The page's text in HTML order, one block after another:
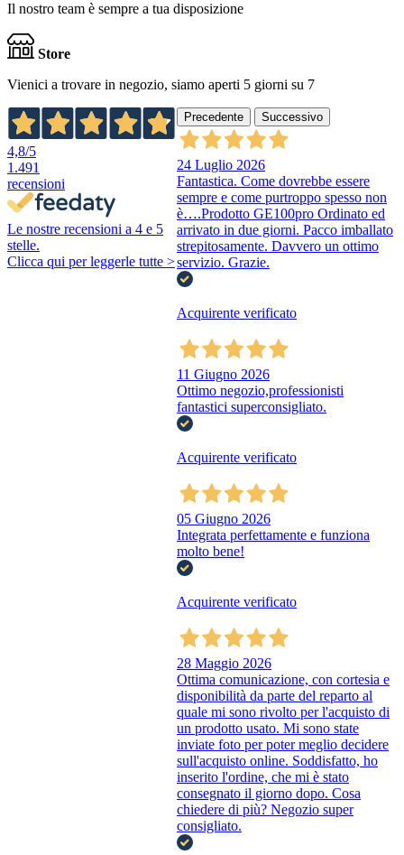
Il nostro team è sempre a tua disposizione
Store
Vienici a trovare in negozio, siamo aperti 5 giorni su 7
4,8/5
1.491
recensioni
Le nostre recensioni a 4 e 5
stelle.
Clicca qui per leggerle tutte >
Precedente Successivo
24 Luglio 2026
Fantastica. Come dovrebbe essere
sempre e come purtroppo spesso non
è….Prodotto GE100pro Ordinato ed
arrivato in due giorni. Pacco imballato
strepitosamente. Davvero un ottimo
servizio. Grazie.
Acquirente verificato
11 Giugno 2026
Ottimo negozio,professionisti
fantastici superconsigliato.
Acquirente verificato
05 Giugno 2026
Integrata perfettamente e funziona
molto bene!
Acquirente verificato
28 Maggio 2026
Ottima comunicazione, con cortesia e
disponibilità da parte del reparto al
quale mi sono rivolto per l'acquisto di
un prodotto usato. Mi sono state
inviate foto per poter meglio decidere
sull'acquisto online. Soddisfatto, ho
inserito l'ordine, che mi è stato
consegnato il giorno dopo. Cosa
chiedere di più? Negozio super
consigliato.